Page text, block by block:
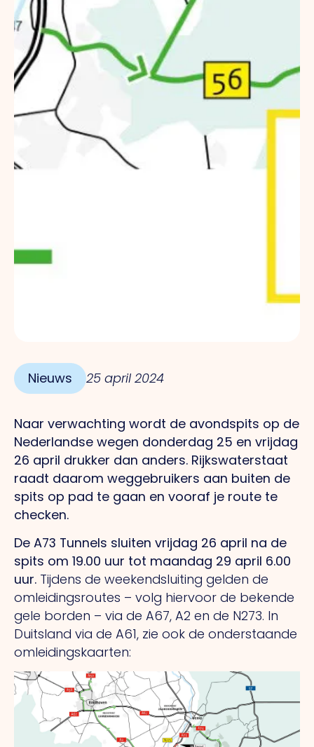
Nieuws 25 april 2024
Naar verwachting wordt de avondspits op de
Nederlandse wegen donderdag 25 en vrijdag
26 april drukker dan anders. Rijkswaterstaat
raadt daarom weggebruikers aan buiten de
spits op pad te gaan en vooraf je route te
checken.
De A73 Tunnels sluiten vrijdag 26 april na de
spits om 19.00 uur tot maandag 29 april 6.00
uur. Tijdens de weekendsluiting gelden de
omleidingsroutes – volg hiervoor de bekende
gele borden – via de A67, A2 en de N273. In
Duitsland via de A61, zie ook de onderstaande
omleidingskaarten: